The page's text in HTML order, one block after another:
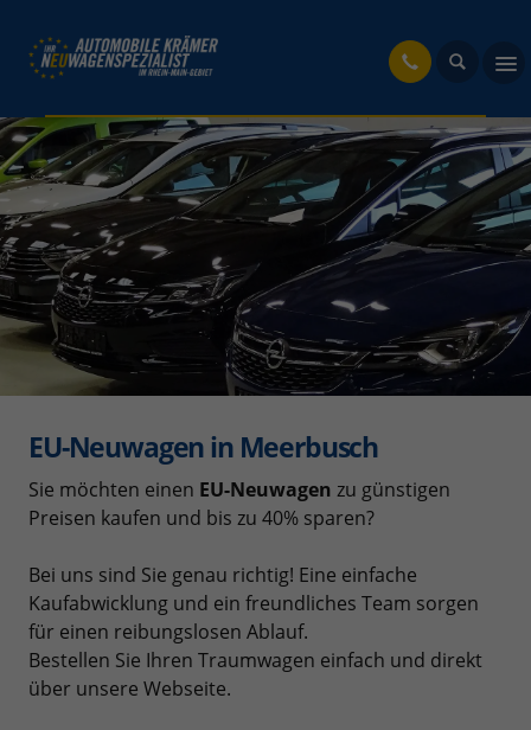
EU-Neuwagen in Meerbusch
Sie möchten einen EU-Neuwagen zu günstigen
Preisen kaufen und bis zu 40% sparen?
Bei uns sind Sie genau richtig! Eine einfache
Kaufabwicklung und ein freundliches Team sorgen
für einen reibungslosen Ablauf.
Bestellen Sie Ihren Traumwagen einfach und direkt
über unsere Webseite.